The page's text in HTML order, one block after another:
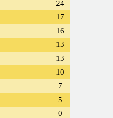
24
17
16
13
13
10
7
5
0